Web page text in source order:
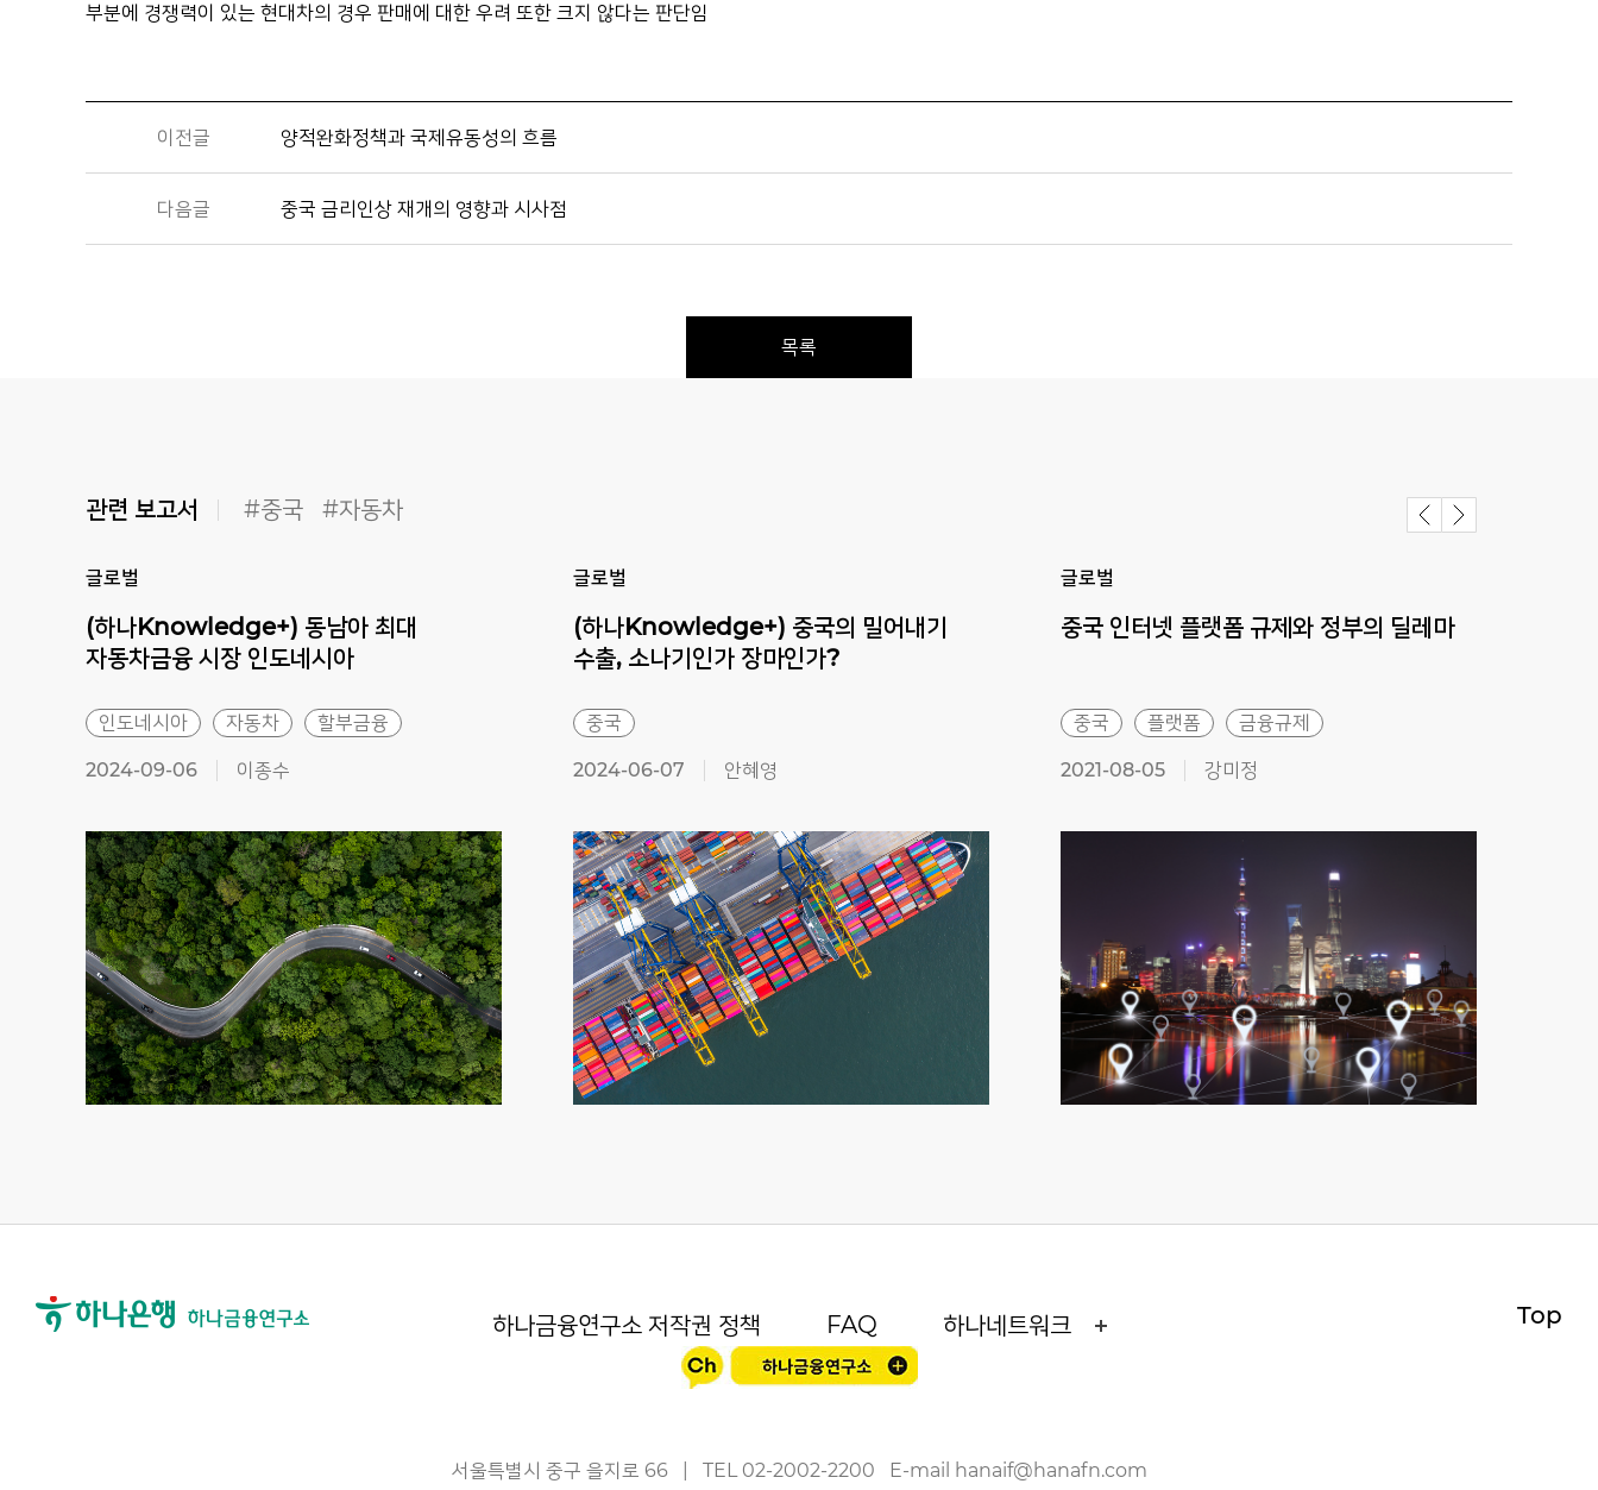
부분에 경쟁력이 있는 현대차의 경우 판매에 대한 우려 또한 크지 않다는 판단임
이전글 양적완화정책과 국제유동성의 흐름
다음글 중국 금리인상 재개의 영향과 시사점
목록
관련 보고서 #중국 #자동차
글로벌
(하나Knowledge+) 동남아 최대
자동차금융 시장 인도네시아
인도네시아 자동차 할부금융
2024-09-06 이종수
글로벌
(하나Knowledge+) 중국의 밀어내기
수출, 소나기인가 장마인가?
중국
2024-06-07 안혜영
글로벌
중국 인터넷 플랫폼 규제와 정부의 딜레마
중국 플랫폼 금융규제
2021-08-05 강미정
Top
하나금융연구소 저작권 정책 FAQ 하나네트워크
서울특별시 중구 을지로 66| TEL 02-2002-2200 E-mail hanaif@hanafn.com